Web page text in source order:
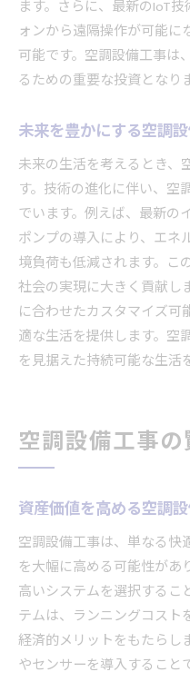
ます。さらに、最新のIoT
ォンから遠隔操作が可能
可能です。空調設備工事は
るための重要な投資となり
未来を豊かにする空調
未来の生活を考えるとき、
す。技術の進化に伴い、空
でいます。例えば、最新の
ポンプの導入により、エネ
境負荷も低減されます。こ
社会の実現に大きく貢献し
に合わせたカスタマイズ
適な生活を提供します。空
を見据えた持続可能な生活
空調設備工事
資産価値を高める空調
空調設備工事は、単なる
を大幅に高める可能性があ
高いシステムを選択するこ
テムは、ランニングコスト
経済的メリットをもたらし
やセンサーを導入すること